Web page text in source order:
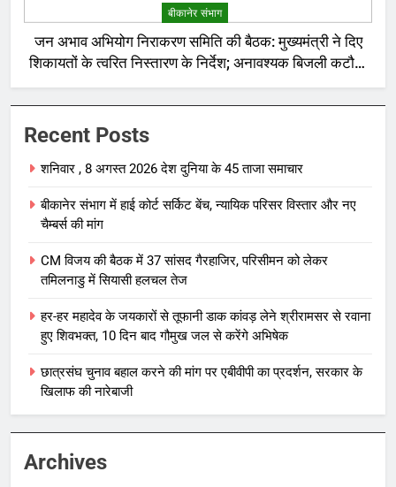
बीकानेर संभाग
जन अभाव अभियोग निराकरण समिति की बैठक: मुख्यमंत्री ने दिए
शिकायतों के त्वरित निस्तारण के निर्देश; अनावश्यक बिजली कटौती
पर सख्त रुख
Recent Posts
शनिवार , 8 अगस्त 2026 देश दुनिया के 45 ताजा समाचार
बीकानेर संभाग में हाई कोर्ट सर्किट बेंच, न्यायिक परिसर विस्तार और नए
चैम्बर्स की मांग
CM विजय की बैठक में 37 सांसद गैरहाजिर, परिसीमन को लेकर
तमिलनाडु में सियासी हलचल तेज
हर-हर महादेव के जयकारों से तूफानी डाक कांवड़ लेने श्रीरामसर से रवाना
हुए शिवभक्त, 10 दिन बाद गौमुख जल से करेंगे अभिषेक
छात्रसंघ चुनाव बहाल करने की मांग पर एबीवीपी का प्रदर्शन, सरकार के
खिलाफ की नारेबाजी
Archives